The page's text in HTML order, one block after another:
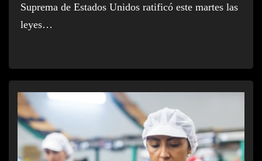
Suprema de Estados Unidos ratificó este martes las
leyes…